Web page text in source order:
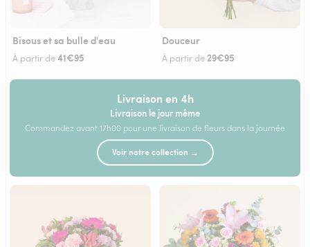
Bisous et sa bulle d'eau
À partir de41€95
Douceur
À partir de 29€95
Livraison en 4h
Livraison le jour même
Commandez avant 17h00 pour une livraison de fleurs dans la journée
Voir notre collection →